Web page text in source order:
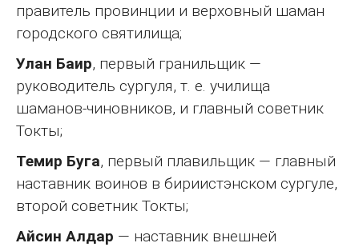
правитель провинции и верховный шаман
городского святилища;
Улан Баир, первый гранильщик —
руководитель сургуля, т. е. училища
шаманов-чиновников, и главный советник
Токты;
Темир Буга, первый плавильщик — главный
наставник воинов в бириистэнском сургуле,
второй советник Токты;
Айсин Алдар — наставник внешней